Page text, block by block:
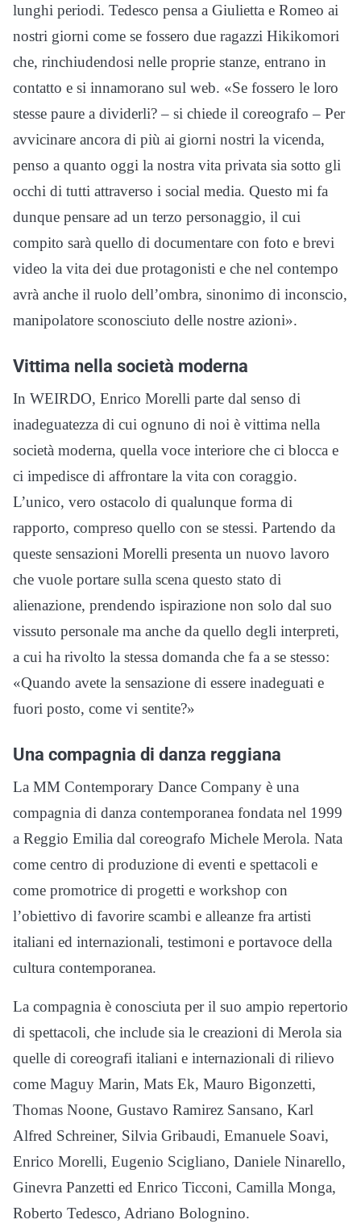
lunghi periodi. Tedesco pensa a Giulietta e Romeo ai
nostri giorni come se fossero due ragazzi Hikikomori
che, rinchiudendosi nelle proprie stanze, entrano in
contatto e si innamorano sul web. «Se fossero le loro
stesse paure a dividerli? – si chiede il coreografo – Per
avvicinare ancora di più ai giorni nostri la vicenda,
penso a quanto oggi la nostra vita privata sia sotto gli
occhi di tutti attraverso i social media. Questo mi fa
dunque pensare ad un terzo personaggio, il cui
compito sarà quello di documentare con foto e brevi
video la vita dei due protagonisti e che nel contempo
avrà anche il ruolo dell’ombra, sinonimo di inconscio,
manipolatore sconosciuto delle nostre azioni».
Vittima nella società moderna
In WEIRDO, Enrico Morelli parte dal senso di
inadeguatezza di cui ognuno di noi è vittima nella
società moderna, quella voce interiore che ci blocca e
ci impedisce di affrontare la vita con coraggio.
L’unico, vero ostacolo di qualunque forma di
rapporto, compreso quello con se stessi. Partendo da
queste sensazioni Morelli presenta un nuovo lavoro
che vuole portare sulla scena questo stato di
alienazione, prendendo ispirazione non solo dal suo
vissuto personale ma anche da quello degli interpreti,
a cui ha rivolto la stessa domanda che fa a se stesso:
«Quando avete la sensazione di essere inadeguati e
fuori posto, come vi sentite?»
Una compagnia di danza reggiana
La MM Contemporary Dance Company è una
compagnia di danza contemporanea fondata nel 1999
a Reggio Emilia dal coreografo Michele Merola. Nata
come centro di produzione di eventi e spettacoli e
come promotrice di progetti e workshop con
l’obiettivo di favorire scambi e alleanze fra artisti
italiani ed internazionali, testimoni e portavoce della
cultura contemporanea.
La compagnia è conosciuta per il suo ampio repertorio
di spettacoli, che include sia le creazioni di Merola sia
quelle di coreografi italiani e internazionali di rilievo
come Maguy Marin, Mats Ek, Mauro Bigonzetti,
Thomas Noone, Gustavo Ramirez Sansano, Karl
Alfred Schreiner, Silvia Gribaudi, Emanuele Soavi,
Enrico Morelli, Eugenio Scigliano, Daniele Ninarello,
Ginevra Panzetti ed Enrico Ticconi, Camilla Monga,
Roberto Tedesco, Adriano Bolognino.